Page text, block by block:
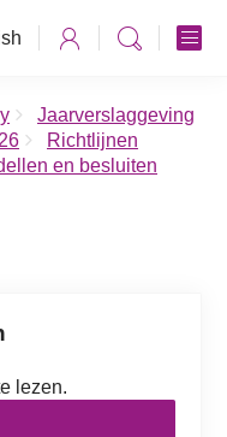
Jaarverslaggeving
Richtlijnen
en besluiten
lezen.